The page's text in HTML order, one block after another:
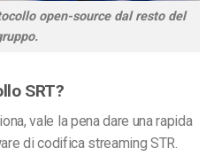
open-source dal resto del
SRT?
vale la pena dare una rapida
di codifica streaming STR.